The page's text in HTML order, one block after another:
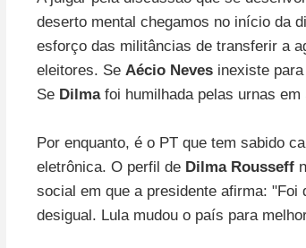
deserto mental chegamos no início da
esforço das militâncias de transferir a
eleitores. Se Aécio Nevesinexiste para
Se Dilmafoi humilhada pelas urnas em
Por enquanto, é o PT que tem sabido
eletrônica. O perfil de Dilma Rousseff
social em que a presidente afirma:
desigual. Lula mudou o país para